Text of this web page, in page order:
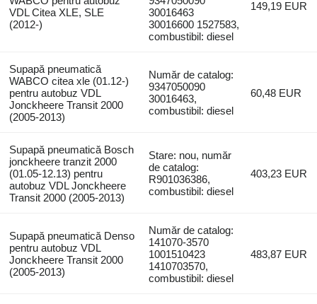
VDL Citea XLE, SLE
(2012-)
30016463
30016600 1527583,
combustibil: diesel
149,19 EUR
Supapă pneumatică
WABCO citea xle (01.12-)
pentru autobuz VDL
Jonckheere Transit 2000
(2005-2013)
Număr de catalog:
9347050090
30016463,
combustibil: diesel
60,48 EUR
Supapă pneumatică Bosch
jonckheere tranzit 2000
(01.05-12.13) pentru
autobuz VDL Jonckheere
Transit 2000 (2005-2013)
Stare: nou, număr
de catalog:
R901036386,
combustibil: diesel
403,23 EUR
Supapă pneumatică Denso
pentru autobuz VDL
Jonckheere Transit 2000
(2005-2013)
Număr de catalog:
141070-3570
1001510423
1410703570,
combustibil: diesel
483,87 EUR